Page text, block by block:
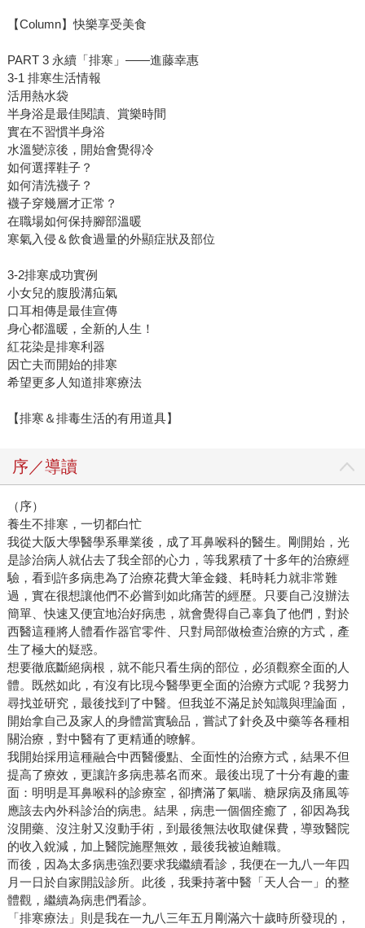
【Column】快樂享受美食
PART 3 永續「排寒」——進藤幸惠
3-1 排寒生活情報
活用熱水袋
半身浴是最佳閱讀、賞樂時間
實在不習慣半身浴
水溫變涼後，開始會覺得冷
如何選擇鞋子？
如何清洗襪子？
襪子穿幾層才正常？
在職場如何保持腳部溫暖
寒氣入侵＆飲食過量的外顯症狀及部位
3-2排寒成功實例
小女兒的腹股溝疝氣
口耳相傳是最佳宣傳
身心都溫暖，全新的人生！
紅花染是排寒利器
因亡夫而開始的排寒
希望更多人知道排寒療法
【排寒＆排毒生活的有用道具】
序／導讀
（序）
養生不排寒，一切都白忙
我從大阪大學醫學系畢業後，成了耳鼻喉科的醫生。剛開始，光
是診治病人就佔去了我全部的心力，等我累積了十多年的治療經
驗，看到許多病患為了治療花費大筆金錢、耗時耗力就非常難
過，實在很想讓他們不必嘗到如此痛苦的經歷。只要自己沒辦法
簡單、快速又便宜地治好病患，就會覺得自己辜負了他們，對於
西醫這種將人體看作器官零件、只對局部做檢查治療的方式，產
生了極大的疑惑。
想要徹底斷絕病根，就不能只看生病的部位，必須觀察全面的人
體。既然如此，有沒有比現今醫學更全面的治療方式呢？我努力
尋找並研究，最後找到了中醫。但我並不滿足於知識與理論面，
開始拿自己及家人的身體當實驗品，嘗試了針灸及中藥等各種相
關治療，對中醫有了更精通的暸解。
我開始採用這種融合中西醫優點、全面性的治療方式，結果不但
提高了療效，更讓許多病患慕名而來。最後出現了十分有趣的畫
面：明明是耳鼻喉科的診療室，卻擠滿了氣喘、糖尿病及痛風等
應該去內外科診治的病患。結果，病患一個個痊癒了，卻因為我
沒開藥、沒注射又沒動手術，到最後無法收取健保費，導致醫院
的收入銳減，加上醫院施壓無效，最後我被迫離職。
而後，因為太多病患強烈要求我繼續看診，我便在一九八一年四
月一日於自家開設診所。此後，我秉持著中醫「天人合一」的整
體觀，繼續為病患們看診。
「排寒療法」則是我在一九八三年五月剛滿六十歲時所發現的，